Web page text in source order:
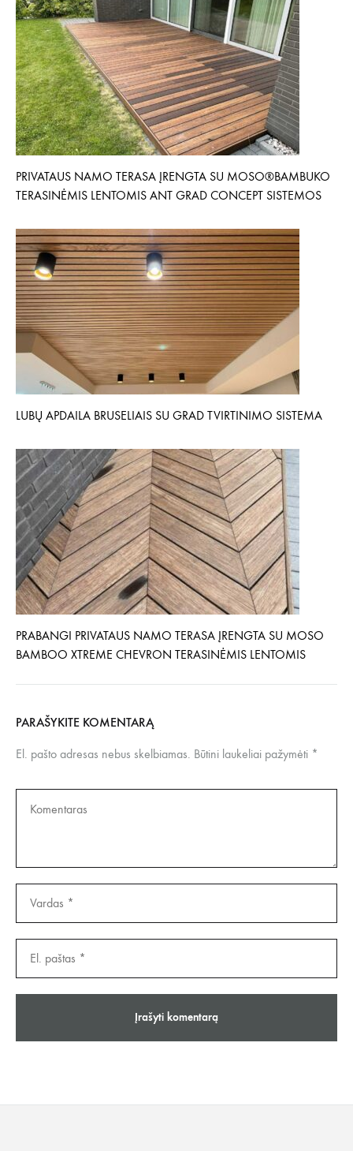
PRIVATAUS NAMO TERASA ĮRENGTA SU MOSO®BAMBUKO
TERASINĖMIS LENTOMIS ANT GRAD CONCEPT SISTEMOS
LUBŲ APDAILA BRUSELIAIS SU GRAD TVIRTINIMO SISTEMA
PRABANGI PRIVATAUS NAMO TERASA ĮRENGTA SU MOSO
BAMBOO XTREME CHEVRON TERASINĖMIS LENTOMIS
PARAŠYKITE KOMENTARĄ
El. pašto adresas nebus skelbiamas. Būtini laukeliai pažymėti *